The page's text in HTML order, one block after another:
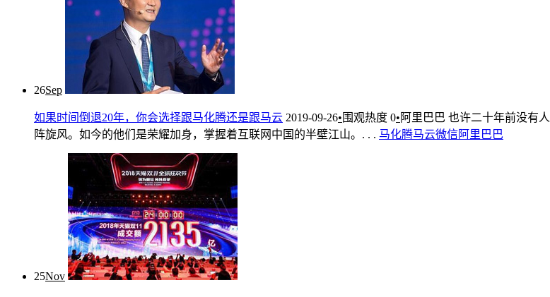
26Sep
如果时间倒退20年，你会选择跟马化腾还是跟马云 2019-09-26• 围观热度 0• 阿里巴巴 也许二十年前没有
阵旋风。如今的他们是荣耀加身，掌握着互联网中国的半壁江山。. . . 马化腾马云微信阿里巴巴
25Nov